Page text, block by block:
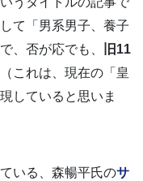
て「男系男子、養子
、否が応でも、
旧11
これは、現在の「皇
していると思いま
いる、森暢平氏のサ